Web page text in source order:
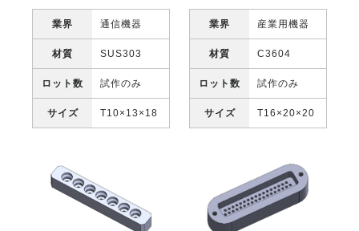
業界 通信機器
材質 SUS303
ロット数 試作のみ
サイズ T10×13×18
業界 産業用機器
材質 C3604
ロット数 試作のみ
サイズ T16×20×20